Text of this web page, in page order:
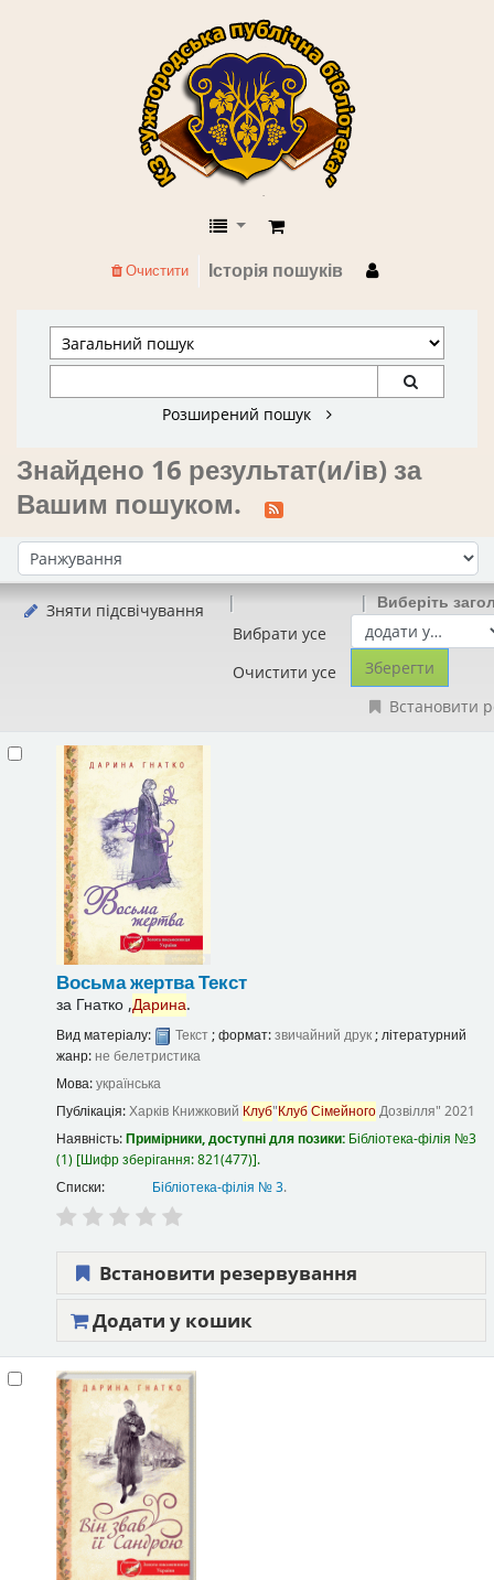
КЗ "Ужгородська публічна
Історія пошуків
Очистити
Розширений пошук
Знайдено 16 результат(и/ів) за
Вашим пошуком.
Сортувати за:
Зняти підсвічування
Вибрати усе
Очистити усе
Виберіть
Встановити
Восьма жертваТекст
за Гнатко ,Дарина.
Вид матеріалу: Текст; формат:звичайний друк; літературний
жанр: не белетристика
Мова:українська
Публікація:Харків Книжковий Клуб"КлубСімейногоДозвілля" 2021
Наявність:Примірники, доступні для позики: Бібліотека-філія №3
(1) Шифр зберігання:821(477) .
Списки:
Бібліотека-філія № 3.
Встановити резервування
Додати у кошик